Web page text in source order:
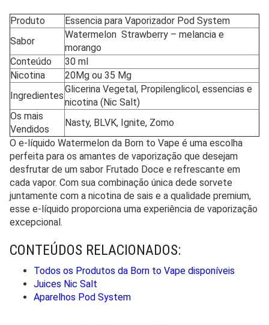
Produto
Essencia para Vaporizador Pod System
Sabor
Watermelon Strawberry – melancia e
morango
Conteúdo
30 ml
Nicotina
20Mg ou 35 Mg
Ingredientes
Glicerina Vegetal, Propilenglicol, essencias e
nicotina (Nic Salt)
Os mais
Vendidos
Nasty, BLVK, Ignite, Zomo
O e-líquido Watermelon da Born to Vape é uma escolha
perfeita para os amantes de vaporização que desejam
desfrutar de um sabor Frutado Doce e refrescante em
cada vapor. Com sua combinação única dede sorvete
juntamente com a nicotina de sais e a qualidade premium,
esse e-líquido proporciona uma experiência de vaporização
excepcional.
CONTEÚDOS RELACIONADOS:
Todos os Produtos da Born to Vape disponíveis
Juices Nic Salt
Aparelhos Pod System